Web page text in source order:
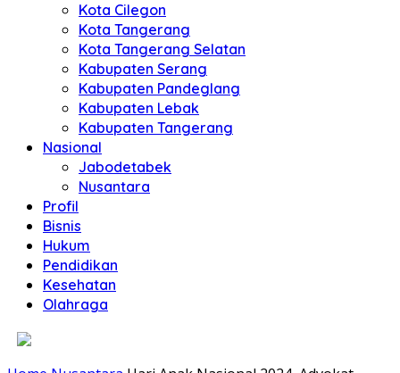
Kota Cilegon
Kota Tangerang
Kota Tangerang Selatan
Kabupaten Serang
Kabupaten Pandeglang
Kabupaten Lebak
Kabupaten Tangerang
Nasional
Jabodetabek
Nusantara
Profil
Bisnis
Hukum
Pendidikan
Kesehatan
Olahraga